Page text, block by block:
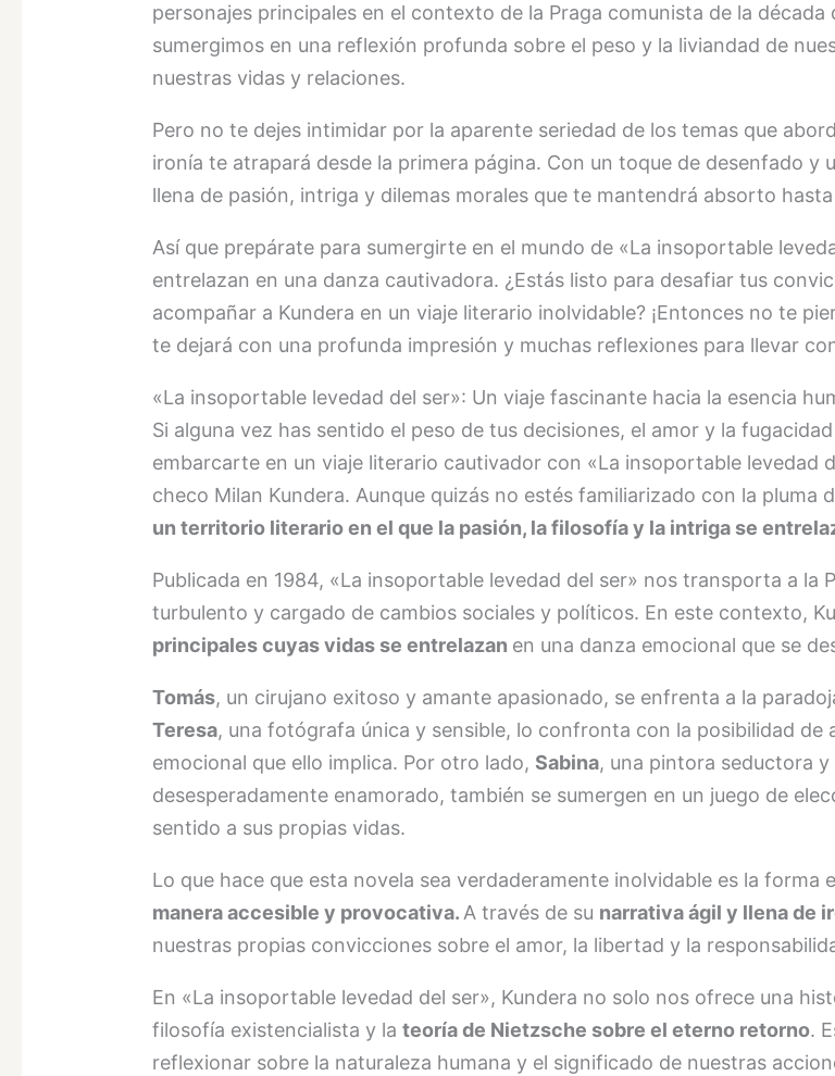
personajes principales en el contexto de la Praga comunista de la
sumergimos en una reflexión profunda sobre el peso y la liviandad de
nuestras vidas y relaciones.
Pero no te dejes intimidar por la aparente seriedad de los temas que
ironía te atrapará desde la primera página. Con un toque de desenfado y
llena de pasión, intriga y dilemas morales que te mantendrá absorto
Así que prepárate para sumergirte en el mundo de «La insoportable
entrelazan en una danza cautivadora. ¿Estás listo para desafiar tus
acompañar a Kundera en un viaje literario inolvidable? ¡Entonces no te
te dejará con una profunda impresión y muchas reflexiones para llevar
«La insoportable levedad del ser»: Un viaje fascinante hacia la esencia
Si alguna vez has sentido el peso de tus decisiones, el amor y la
embarcarte en un viaje literario cautivador con «La insoportable levedad
checo Milan Kundera. Aunque quizás no estés familiarizado con la pluma
un territorio literario en el que la pasión, la filosofía y la intriga se
Publicada en 1984, «La insoportable levedad del ser» nos transporta a la
turbulento y cargado de cambios sociales y políticos. En este contexto,
principales cuyas vidas se entrelazan en una danza emocional que se
Tomás, un cirujano exitoso y amante apasionado, se enfrenta a la
Teresa, una fotógrafa única y sensible, lo confronta con la posibilidad
emocional que ello implica. Por otro lado, Sabina, una pintora seductora
desesperadamente enamorado, también se sumergen en un juego de
sentido a sus propias vidas.
Lo que hace que esta novela sea verdaderamente inolvidable es la forma
manera accesible y provocativa. A través de su narrativa ágil y llena de
nuestras propias convicciones sobre el amor, la libertad y la
En «La insoportable levedad del ser», Kundera no solo nos ofrece una
filosofía existencialista y lateoría de Nietzsche sobre el eterno retorno.
reflexionar sobre la naturaleza humana y el significado de nuestras